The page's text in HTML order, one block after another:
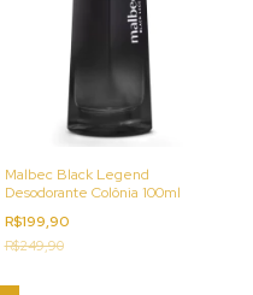
Malbec Black Legend
Desodorante Colônia 100ml
R$199,90
R$249,90